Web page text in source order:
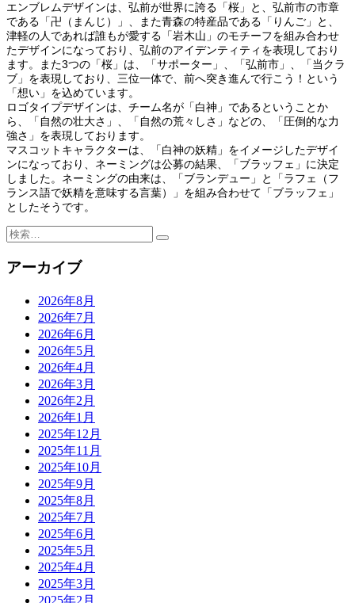
エンブレムデザインは、弘前が世界に誇る「桜」と、弘前市の市章
である「卍（まんじ）」、また青森の特産品である「りんご」と、
津軽の人であれば誰もが愛する「岩木山」のモチーフを組み合わせ
たデザインになっており、弘前のアイデンティティを表現しており
ます。また3つの「桜」は、「サポーター」、「弘前市」、「当クラ
ブ」を表現しており、三位一体で、前へ突き進んで行こう！という
「想い」を込めています。
ロゴタイプデザインは、チーム名が「白神」であるということか
ら、「自然の壮大さ」、「自然の荒々しさ」などの、「圧倒的な力
強さ」を表現しております。
マスコットキャラクターは、「白神の妖精」をイメージしたデザイ
ンになっており、ネーミングは公募の結果、「ブラッフェ」に決定
しました。ネーミングの由来は、「ブランデュー」と「ラフェ（フ
ランス語で妖精を意味する言葉）」を組み合わせて「ブラッフェ」
としたそうです。
検
アーカイブ
2026年8月
2026年7月
2026年6月
2026年5月
2026年4月
2026年3月
2026年2月
2026年1月
2025年12月
2025年11月
2025年10月
2025年9月
2025年8月
2025年7月
2025年6月
2025年5月
2025年4月
2025年3月
2025年2月